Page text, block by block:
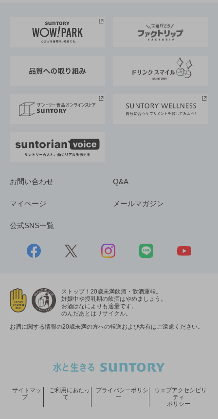
地域情報
サントリーサンバーズ大阪
サントリーが考えるサステナビリティ経営
企業概要
採用情報
お問い合わせ Q&A
マイページ メールマガジン
公式SNS一覧
ストップ！20歳未満飲酒・飲酒運転。
妊娠中や授乳期の飲酒はやめましょう。
お酒はなによりも適量です。
のんだあとはリサイクル。
お酒に関する情報の20歳未満の方への転送および共有はご遠慮ください。
サイトマッ
プ
ご利用にあたっ
て
プライバシーポリシ
ー
ウェブアクセシビリ
ティ
ポリシー